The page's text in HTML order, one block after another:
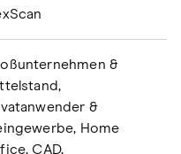
&
&
Home
CAD,